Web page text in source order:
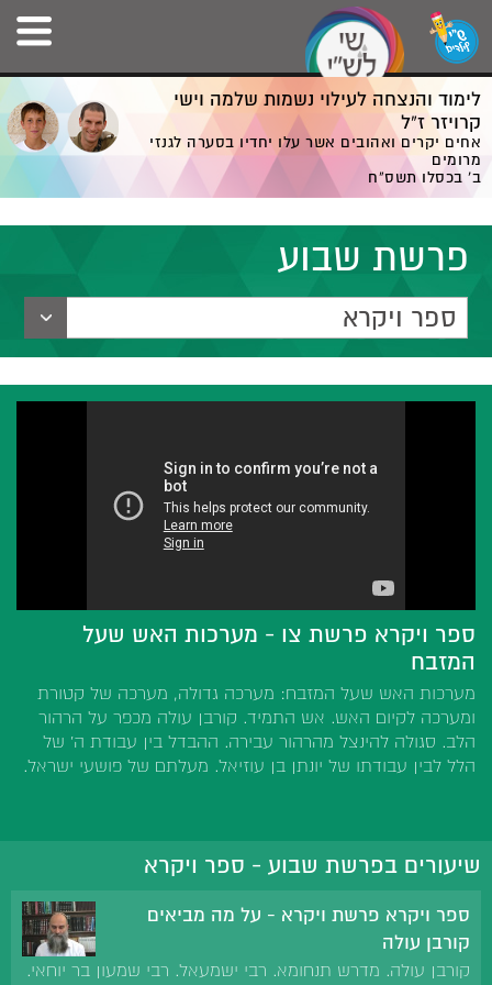
לימוד והנצחה לעילוי נשמות שלמה וישי
קרויזר ז”ל
אחים יקרים ואהובים אשר עלו יחדיו בסערה לגנזי
מרומים
ב' בכסלו תשס”ח
פרשת שבוע
ספר ויקרא
ספר ויקרא פרשת צו - מערכות האש שעל
המזבח
מערכות האש שעל המזבח: מערכה גדולה, מערכה של קטורת
ומערכה לקיום האש. אש התמיד. קורבן עולה מכפר על הרהור
הלב. סגולה להינצל מהרהור עבירה. ההבדל בין עבודת ה' של
הלל לבין עבודתו של יונתן בן עוזיאל. מעלתם של פושעי ישראל.
שיעורים בפרשת שבוע - ספר ויקרא
ספר ויקרא פרשת ויקרא - על מה מביאים
קורבן עולה
קורבן עולה. מדרש תנחומא. רבי ישמעאל. רבי שמעון בר יוחאי.